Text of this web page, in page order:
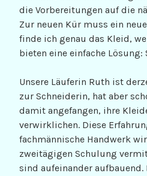
die Vorbereitungen auf die
Zur neuen Kür muss ein
finde ich genau das Kleid,
bieten eine einfache Lösung:
Unsere Läuferin Ruth ist
zur Schneiderin, hat aber
damit angefangen, ihre
verwirklichen. Diese
fachmännische Handwerk
zweitägigen Schulung
sind aufeinander aufbauend.